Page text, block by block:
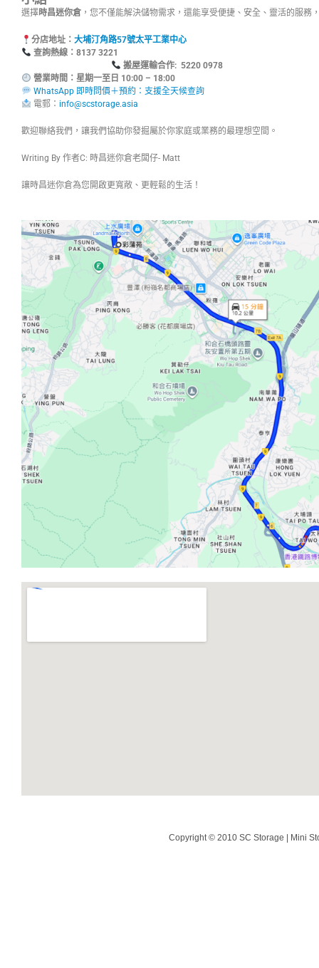
選擇時昌迷你倉 ，您不僅能解決儲物需求，還能享受便捷、安全、靈活的服務
分店地址： 大埔汀角路57號太平工業中心
查詢熱線：
搬屋運輸合作: 5220 0978
營業時間：星期一至日 10:00 – 18:00
WhatsApp 即時問價＋預約：支援全天候查詢
電郵： info@scstorage.asia
歡迎聯絡我們，讓我們協助你發掘屬於你家庭或業務的最理想空間。
Writing By 作者C: 時昌迷你倉老闆仔- Matt
讓時昌迷你倉為您開啟更寬敞、更輕鬆的生活！
Copyright © 2010 SC Storage | Mini